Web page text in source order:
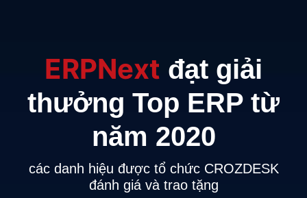
ERPNext đạt giải
thưởng Top ERP từ
năm 2020
các danh hiệu được tổ chức CROZDESK
đánh giá và trao tặng